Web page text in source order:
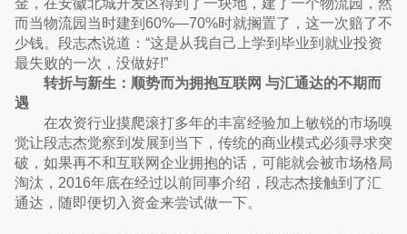
金，在安徽北城开发区得到了一块地，建了一个物流园，然
而当物流园当时建到60%—70%时就搁置了，这一次赔了不
少钱。段志杰说道：“这是从我自己上学到毕业到就业投资
最失败的一次，没做好!”
转折与新生：顺势而为拥抱互联网 与汇通达的不期而
遇
在农资行业摸爬滚打多年的丰富经验加上敏锐的市场嗅
觉让段志杰觉察到发展到当下，传统的商业模式必须寻求突
破，如果再不和互联网企业拥抱的话，可能就会被市场格局
淘汰，2016年底在经过以前同事介绍，段志杰接触到了汇
通达，随即便切入资金来尝试做一下。